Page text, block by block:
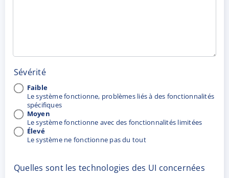
Sévérité
Faible
Le système fonctionne, problèmes liés à des fonctionnalités
spécifiques
Moyen
Le système fonctionne avec des fonctionnalités limitées
Élevé
Le système ne fonctionne pas du tout
Quelles sont les technologies des UI concernées